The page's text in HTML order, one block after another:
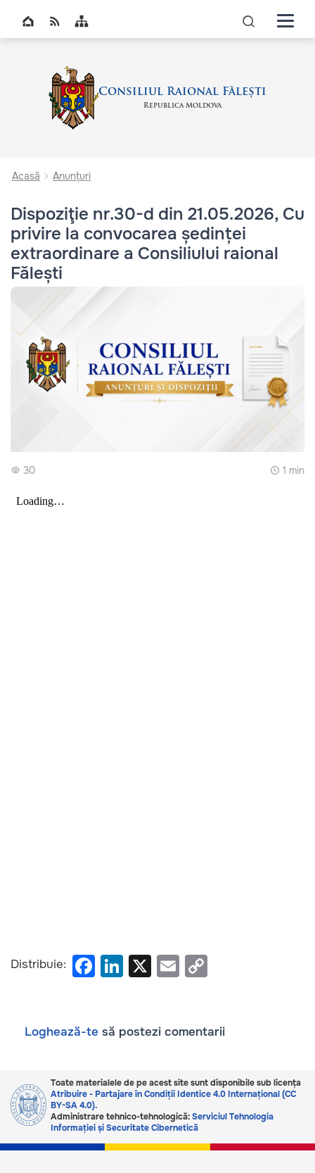
Top bar navigation icon
Consiliul Raional Fălești
Republica Moldova
Acasă Anunțuri
Dispoziţie nr.30-d din 21.05.2026, Cu
privire la convocarea ședinței
extraordinare a Consiliului raional
Fălești
30 1 min
Distribuie: F
a
e
o
o
k
Li
n
e
n
X E
m
y
n
k
Loghează-te să postezi comentarii
Toate materialele de pe acest site sunt disponibile sub licența
Atribuire - Partajare în Condiții Identice 4.0 Internațional (CC
BY-SA 4.0).
Administrare tehnico-tehnologică:Serviciul Tehnologia
Informației și Securitate Cibernetică